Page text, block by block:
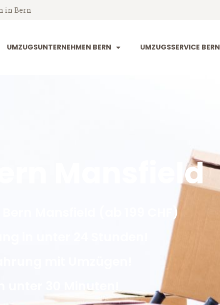
in Bern
UMZUGSUNTERNEHMEN BERN UMZUGSSERVICE BERN
Mansfield
Bern Mansfield (ab 199 CHF)
in unter 24 Stunden!
mit Umzügen!
unter 30 Minuten!